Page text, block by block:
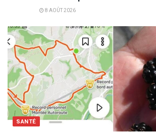
8 AOÛT 2026
SANTÉ